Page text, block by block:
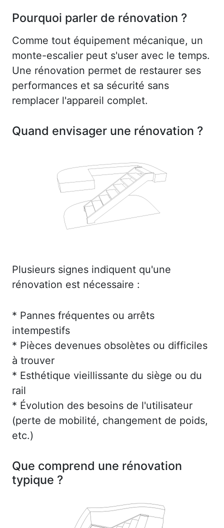
Pourquoi parler de rénovation ?
Comme tout équipement mécanique, un
monte-escalier peut s'user avec le temps.
Une rénovation permet de restaurer ses
performances et sa sécurité sans
remplacer l'appareil complet.
Quand envisager une rénovation ?
Plusieurs signes indiquent qu'une
rénovation est nécessaire :
* Pannes fréquentes ou arrêts
intempestifs
* Pièces devenues obsolètes ou difficiles
à trouver
* Esthétique vieillissante du siège ou du
rail
* Évolution des besoins de l'utilisateur
(perte de mobilité, changement de poids,
etc.)
Que comprend une rénovation
typique ?